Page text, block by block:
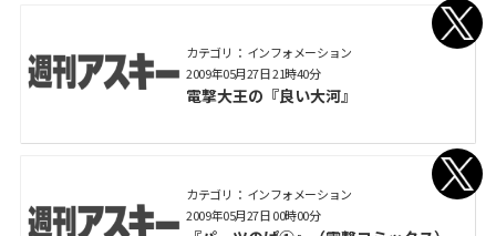
カテゴリ： インフォメーション
電撃大王の『良い大河』
2009年05月27日 21時40分
カテゴリ： インフォメーション
2009年05月27日 00時00分